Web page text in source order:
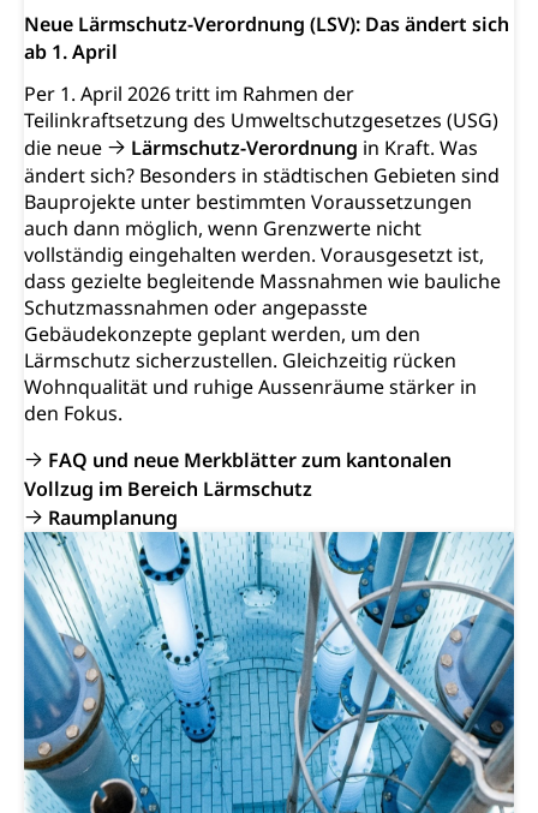
Neue Lärmschutz-Verordnung (LSV): Das ändert sich
ab 1. April
Per 1. April 2026 tritt im Rahmen der
Teilinkraftsetzung des Umweltschutzgesetzes (USG)
die neue
Lärmschutz-Verordnung in Kraft. Was
ändert sich? Besonders in städtischen Gebieten sind
Bauprojekte unter bestimmten Voraussetzungen
auch dann möglich, wenn Grenzwerte nicht
vollständig eingehalten werden. Vorausgesetzt ist,
dass gezielte begleitende Massnahmen wie bauliche
Schutzmassnahmen oder angepasste
Gebäudekonzepte geplant werden, um den
Lärmschutz sicherzustellen. Gleichzeitig rücken
Wohnqualität und ruhige Aussenräume stärker in
den Fokus.
FAQ und neue Merkblätter zum kantonalen
Vollzug im Bereich Lärmschutz
Raumplanung